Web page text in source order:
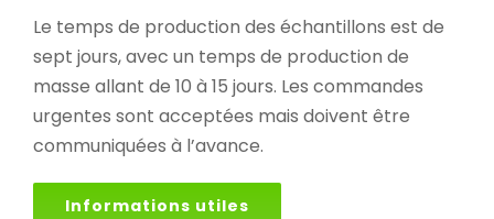
Le temps de production des échantillons est de
sept jours, avec un temps de production de
masse allant de 10 à 15 jours. Les commandes
urgentes sont acceptées mais doivent être
communiquées à l’avance.
Informations utiles